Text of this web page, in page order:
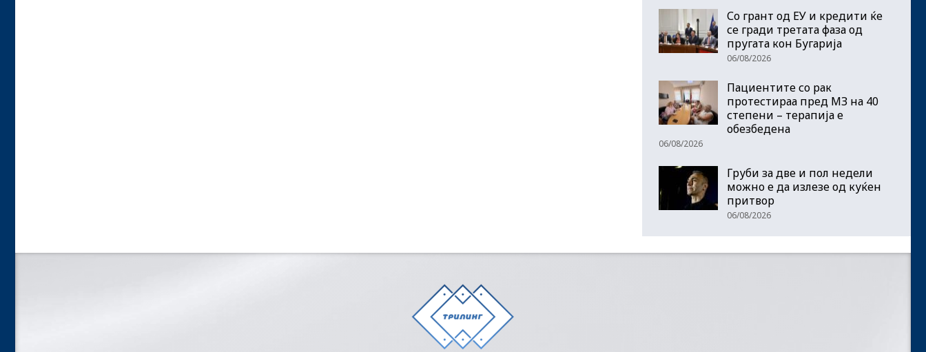
Со грант од ЕУ и кредити ќе
се гради третата фаза од
пругата кон Бугарија
06/08/2026
Пациентите со рак
протестираа пред МЗ на 40
степени – терапија е
обезбедена
06/08/2026
Груби за две и пол недели
можно е да излезе од куќен
притвор
06/08/2026